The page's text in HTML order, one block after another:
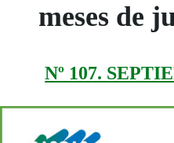
meses de
Nº 107.